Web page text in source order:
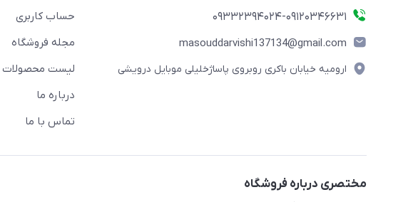
09332394024-09120346631
masouddarvishi137134@gmail.com
ارومیه خیابان باکری روبروی پاساژخلیلی موبایل درویشی
حساب کاربری
مجله فروشگاه
لیست محصولات
درباره ما
تماس با ما
مختصری درباره فروشگاه